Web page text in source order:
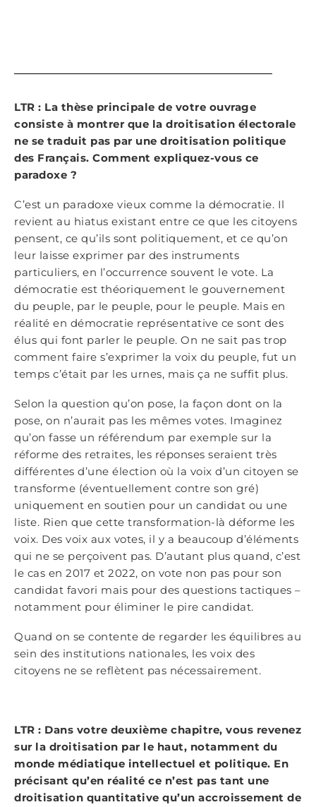
LTR : La thèse principale de votre ouvrage
consiste à montrer que la droitisation électorale
ne se traduit pas par une droitisation politique
des Français. Comment expliquez-vous ce
paradoxe ?
C’est un paradoxe vieux comme la démocratie. Il
revient au hiatus existant entre ce que les citoyens
pensent, ce qu’ils sont politiquement, et ce qu’on
leur laisse exprimer par des instruments
particuliers, en l’occurrence souvent le vote. La
démocratie est théoriquement le gouvernement
du peuple, par le peuple, pour le peuple. Mais en
réalité en démocratie représentative ce sont des
élus qui font parler le peuple. On ne sait pas trop
comment faire s’exprimer la voix du peuple, fut un
temps c’était par les urnes, mais ça ne suffit plus.
Selon la question qu’on pose, la façon dont on la
pose, on n’aurait pas les mêmes votes. Imaginez
qu’on fasse un référendum par exemple sur la
réforme des retraites, les réponses seraient très
différentes d’une élection où la voix d’un citoyen se
transforme (éventuellement contre son gré)
uniquement en soutien pour un candidat ou une
liste. Rien que cette transformation-là déforme les
voix. Des voix aux votes, il y a beaucoup d’éléments
qui ne se perçoivent pas. D’autant plus quand, c’est
le cas en 2017 et 2022, on vote non pas pour son
candidat favori mais pour des questions tactiques –
notamment pour éliminer le pire candidat.
Quand on se contente de regarder les équilibres au
sein des institutions nationales, les voix des
citoyens ne se reflètent pas nécessairement.
LTR : Dans votre deuxième chapitre, vous revenez
sur la droitisation par le haut, notamment du
monde médiatique intellectuel et politique. En
précisant qu’en réalité ce n’est pas tant une
droitisation quantitative qu’un accroissement de